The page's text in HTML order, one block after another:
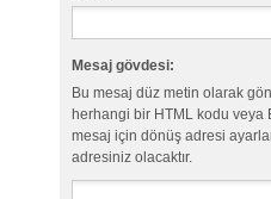
Mesaj gövdesi:
Bu mesaj düz metin olarak
herhangi bir HTML kodu veya
mesaj için dönüş adresi
adresiniz olacaktır.